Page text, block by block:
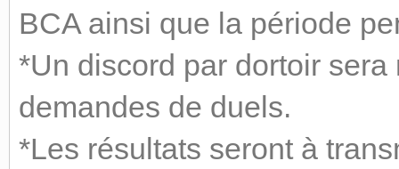
BCA ainsi que la période
*Un discord par dortoir
demandes de duels.
*Les résultats seront à